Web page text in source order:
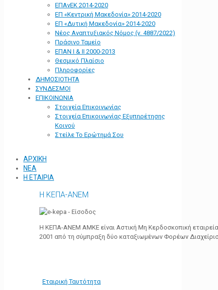
ΕΠΑνΕΚ 2014-2020
ΕΠ «Kεντρική Μακεδονία» 2014-2020
ΕΠ «Δυτική Μακεδονία» 2014-2020
Νέος Αναπτυξιακός Νόμος (ν. 4887/2022)
Πράσινο Ταμείο
ΕΠΑΝ Ι & ΙΙ 2000-2013
Θεσμικό Πλαίσιο
Πληροφορίες
ΔΗΜΟΣΙΟΤΗΤΑ
ΣΥΝΔΕΣΜΟΙ
ΕΠΙΚΟΙΝΩΝΙΑ
Στοιχεία Επικοινωνίας
Στοιχεία Επικοινωνίας Εξυπηρέτησης
Κοινού
Στείλε Το Ερώτημά Σου
ΑΡΧΙΚΗ
ΝΕΑ
Η ΕΤΑΙΡΙΑ
Η ΚΕΠΑ-ΑΝΕΜ
Η ΚΕΠΑ-ΑΝΕΜ ΑΜΚΕ είναι Αστική Μη Κερδοσκοπική
2001 από τη σύμπραξη δύο καταξιωμένων Φορέων
Εταιρική Ταυτότητα